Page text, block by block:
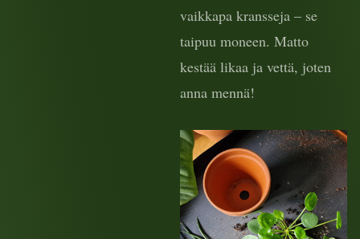
vaikkapa kransseja – se
taipuu moneen. Matto
kestää likaa ja vettä, joten
anna mennä!